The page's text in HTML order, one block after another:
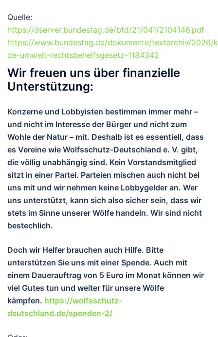
Quelle:
https://dserver.bundestag.de/btd/21/041/2104146.pdf
https://www.bundestag.de/dokumente/textarchiv/2026/
de-umwelt-rechtsbehelfsgesetz-1184342
Wir freuen uns über finanzielle
Unterstützung:
Konzerne und Lobbyisten bestimmen immer mehr –
und nicht im Interesse der Bürger und nicht zum
Wohle der Natur – mit. Deshalb ist es essentiell, dass
es Vereine wie Wolfsschutz-Deutschland e. V. gibt,
die völlig unabhängig sind. Kein Vorstandsmitglied
sitzt in einer Partei. Parteien mischen auch nicht bei
uns mit und wir nehmen keine Lobbygelder an. Wer
uns unterstützt, kann sich also sicher sein, dass wir
stets im Sinne unserer Wölfe handeln. Wir sind nicht
bestechlich.
Doch wir Helfer brauchen auch Hilfe. Bitte
unterstützen Sie uns mit einer Spende. Auch mit
einem Dauerauftrag von 5 Euro im Monat können wir
viel Gutes tun und weiter für unsere Wölfe
kämpfen. https://wolfsschutz-
deutschland.de/spenden-2/